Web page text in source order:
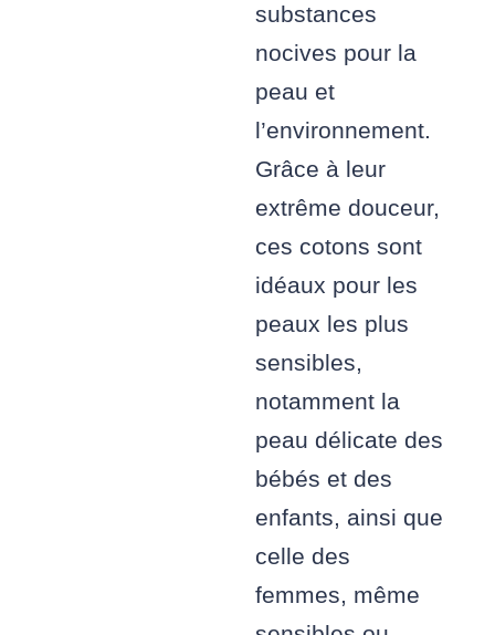
substances
nocives pour la
peau et
l’environnement.
Grâce à leur
extrême douceur,
ces cotons sont
idéaux pour les
peaux les plus
sensibles,
notamment la
peau délicate des
bébés et des
enfants, ainsi que
celle des
femmes, même